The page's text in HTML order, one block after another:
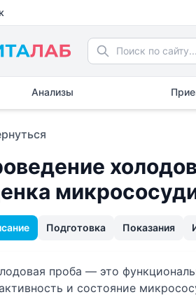
Анализы
Подготовка Показания
проба — это
и состояние